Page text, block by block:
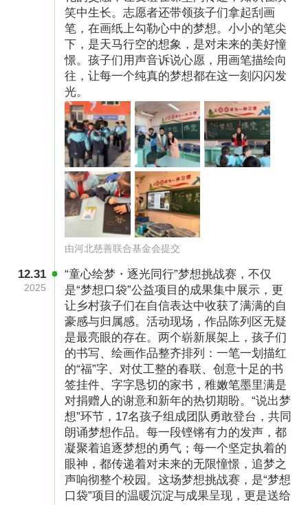
（图片已授权）
梦想小画家——小娟
小娟（化名），拥有一双善于发现美的眼睛，总
能捕捉到生活中的美好瞬间。画画便是她内心情
感的最好诠释，无论是墙角的涂鸦还是地上的画
本，都记录着她丰富的想象与创意。看到小娟的
创作后，我们为她送去了“梦想口袋”，当她看到
梦想口袋里的刮画本时，她的双眼闪烁着光芒，
脸上绽放出欣喜的笑容。她迫不及待地翻开刮画
本，开始用画笔在纸面上尽情创意。
笑中生长。志愿者还带领孩子们拿起刮画
笔，在画纸上勾勒心中的梦想。小小的笔尖
下，是天马行空的想象，是对未来的美好憧
憬。孩子们用声音诉说心愿，用画笔描绘向
往，让每一个纯真的梦想都在这一刻闪闪发
光。
由河北慈善联合基金会提交
12.31
2025
“童心绘梦・逐光同行”梦想挑战赛，不仅
是“梦想口袋”公益项目的成果集中展示，更
让乡村孩子们在自信表达中收获了满满的自
豪感与归属感。活动现场，作品陈列区无疑
是最亮眼的存在。两个崭新展架上，孩子们
的书写、绘画作品整齐排列：一笔一划描红
的“福”字、对仗工整的春联、创意十足的书
签挂件、字字恳切的家书，稚嫩笔墨里满是
对捐赠人的谢意和新年的热切期盼。“说出梦
想”环节，17名孩子组成团队勇敢登台，共同
朗诵梦想作品。每一段铿锵有力的发声，都
凝聚着追逐梦想的勇气；每一个坚定执着的
眼神，都传递着对未来的无限憧憬，追梦之
声响彻整个校园。这场梦想挑战赛，是“梦想
口袋”项目的温暖沉淀与成果呈现，更是送给